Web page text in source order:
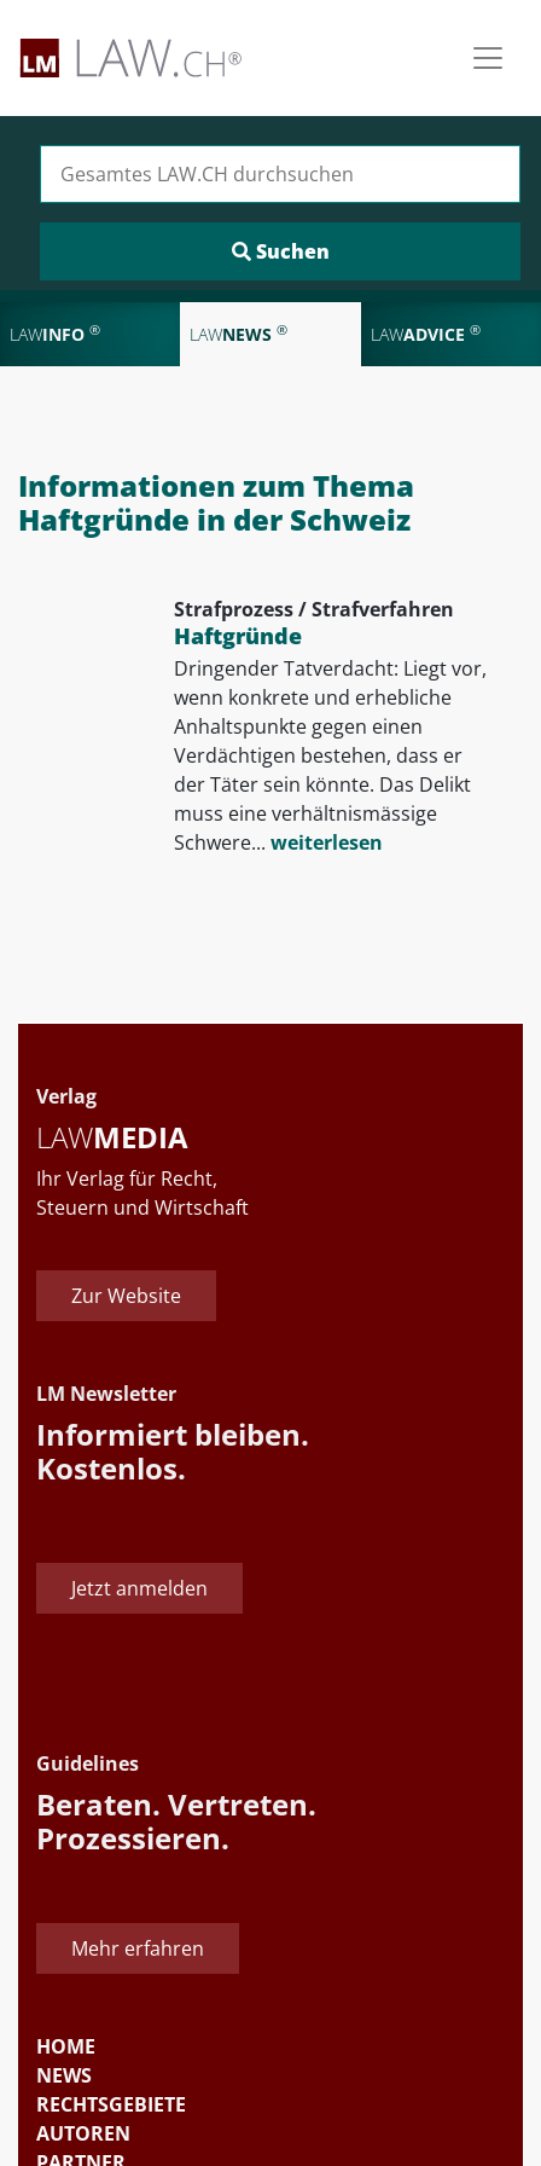
LAWINFO ® LAWNEWS ® LAWADVICE ®
Informationen zum Thema
Haftgründe in der Schweiz
Strafprozess / Strafverfahren
Haftgründe
Dringender Tatverdacht: Liegt vor,
wenn konkrete und erhebliche
Anhaltspunkte gegen einen
Verdächtigen bestehen, dass er
der Täter sein könnte. Das Delikt
muss eine verhältnismässige
Schwere... weiterlesen
Verlag
LAWMEDIA
Ihr Verlag für Recht,
Steuern und Wirtschaft
Zur Website
LM Newsletter
Informiert bleiben.
Kostenlos.
Jetzt anmelden
Guidelines
Beraten. Vertreten.
Prozessieren.
Mehr erfahren
HOME
NEWS
RECHTSGEBIETE
AUTOREN